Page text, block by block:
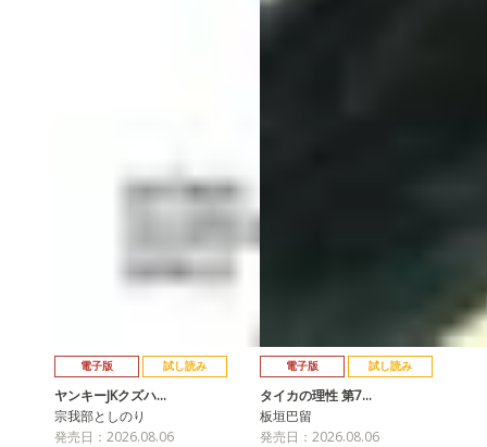
電子版 試し読み
ヤンキーJKクズハ…
宗我部としのり
発売日：2026.08.06
電子版 試し読み
タイカの理性 第7…
板垣巴留
発売日：2026.08.06